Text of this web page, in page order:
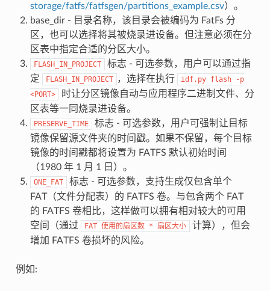
storage/fatfs/fatfsgen/partitions_example.csv）。
base_dir - 目录名称，该目录会被编码为 FatFs 分
区，也可以选择将其被烧录进设备。但注意必须在分
区表中指定合适的分区大小。
FLASH_IN_PROJECT
标志 - 可选参数，用户可以通过指
定
FLASH_IN_PROJECT ，选择在执行 idf.py flash
-p
<PORT>
时让分区镜像自动与应用程序二进制文件、分
区表等一同烧录进设备。
PRESERVE_TIME
标志 - 可选参数，用户可强制让目标
镜像保留源文件夹的时间戳。如果不保留，每个目标
镜像的时间戳都将设置为 FATFS 默认初始时间
（1980 年 1 月 1 日）。
ONE_FAT
标志 - 可选参数，支持生成仅包含单个
FAT（文件分配表）的 FATFS 卷。与包含两个 FAT
的 FATFS 卷相比，这样做可以拥有相对较大的可用
空间（通过
FAT 使用的扇区数 * 扇区大小
计算），但会
增加 FATFS 卷损坏的风险。
例如: